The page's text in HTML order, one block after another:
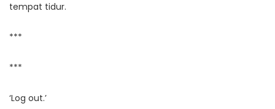
tempat tidur.
***
***
‘Log out.’